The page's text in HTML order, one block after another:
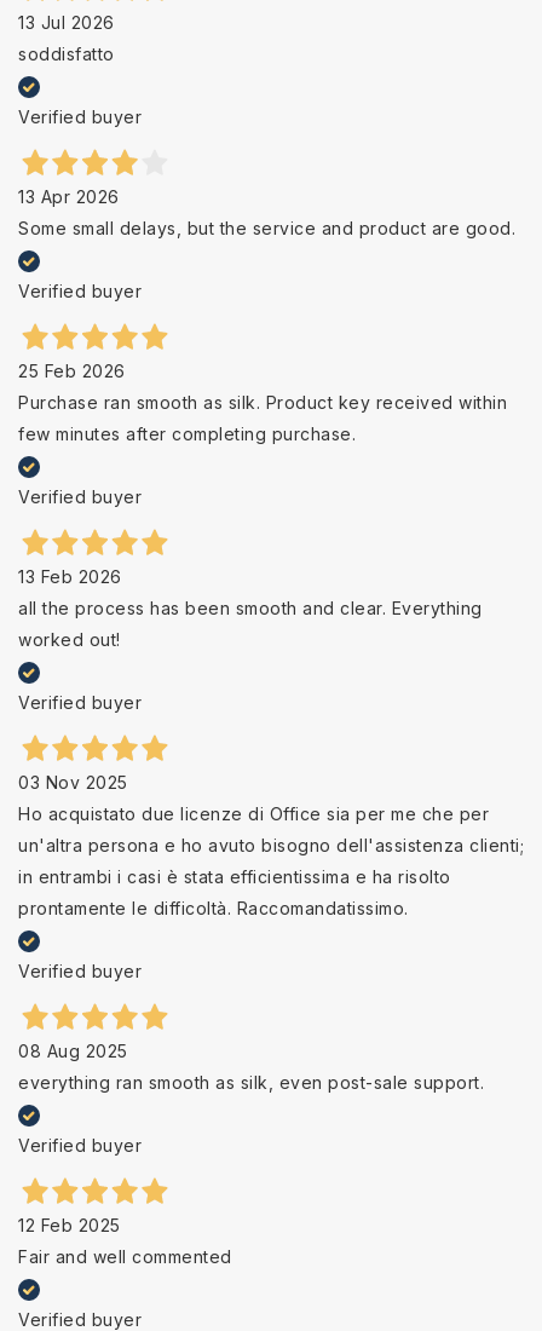
13 Jul 2026
soddisfatto
Verified buyer
13 Apr 2026
Some small delays, but the service and product are good.
Verified buyer
25 Feb 2026
Purchase ran smooth as silk. Product key received within
few minutes after completing purchase.
Verified buyer
13 Feb 2026
all the process has been smooth and clear. Everything
worked out!
Verified buyer
03 Nov 2025
Ho acquistato due licenze di Office sia per me che per
un'altra persona e ho avuto bisogno dell'assistenza clienti;
in entrambi i casi è stata efficientissima e ha risolto
prontamente le difficoltà. Raccomandatissimo.
Verified buyer
08 Aug 2025
everything ran smooth as silk, even post-sale support.
Verified buyer
12 Feb 2025
Fair and well commented
Verified buyer